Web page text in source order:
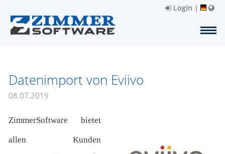
Login |
Datenimport von Eviivo
08.07.2019
ZimmerSoftware bietet
allen Kunden